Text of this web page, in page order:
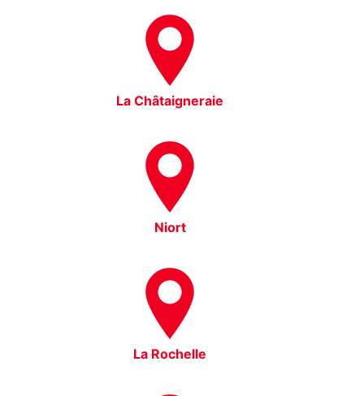
La Châtaigneraie
Niort
La Rochelle